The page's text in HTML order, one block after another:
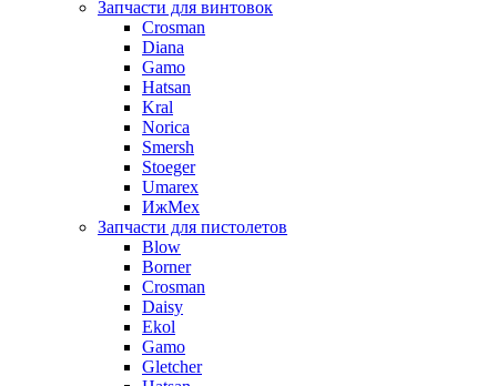
Запчасти для винтовок
Crosman
Diana
Gamo
Hatsan
Kral
Norica
Smersh
Stoeger
Umarex
ИжМех
Запчасти для пистолетов
Blow
Borner
Crosman
Daisy
Ekol
Gamo
Gletcher